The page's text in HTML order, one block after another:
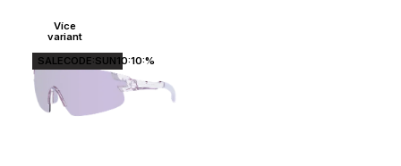
Více
variant
SALECODE:SUN10:10:%